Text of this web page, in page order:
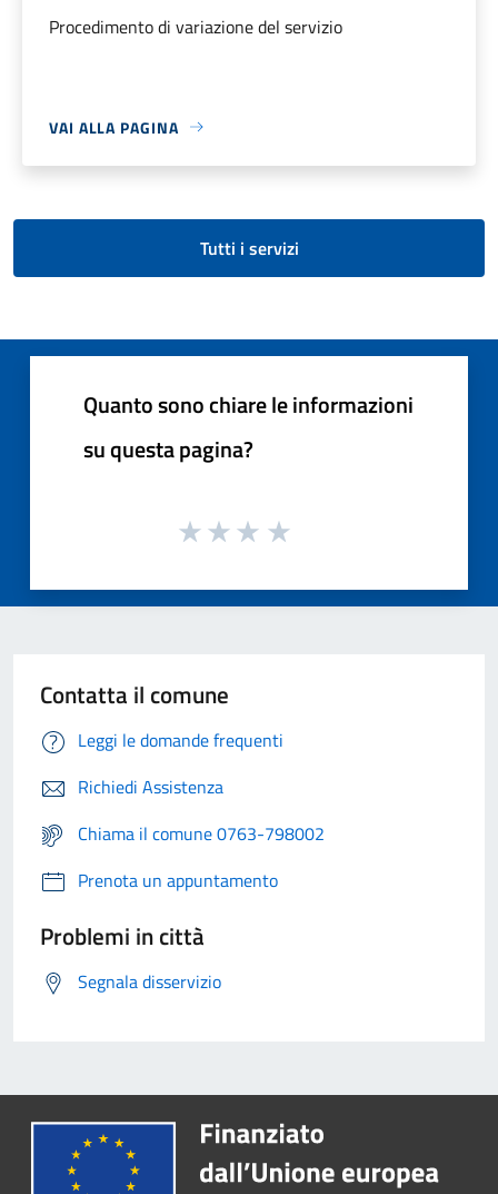
Procedimento di variazione del servizio
VAI ALLA PAGINA
Tutti i servizi
Quanto sono chiare le informazioni
su questa pagina?
Contatta il comune
Leggi le domande frequenti
Richiedi Assistenza
Chiama il comune 0763-798002
Prenota un appuntamento
Problemi in città
Segnala disservizio